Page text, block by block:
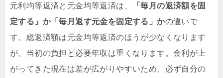
元利均等返済と元金均等返済は、
「毎月の返済額を固
定する」か「毎月返す元金を固定する」かの違いで
す。総返済額は元金均等返済のほうが少なくなります
が、当初の負担と必要年収は重くなります。金利が上
がってきた現在は差が広がりやすいため、必ず自分の